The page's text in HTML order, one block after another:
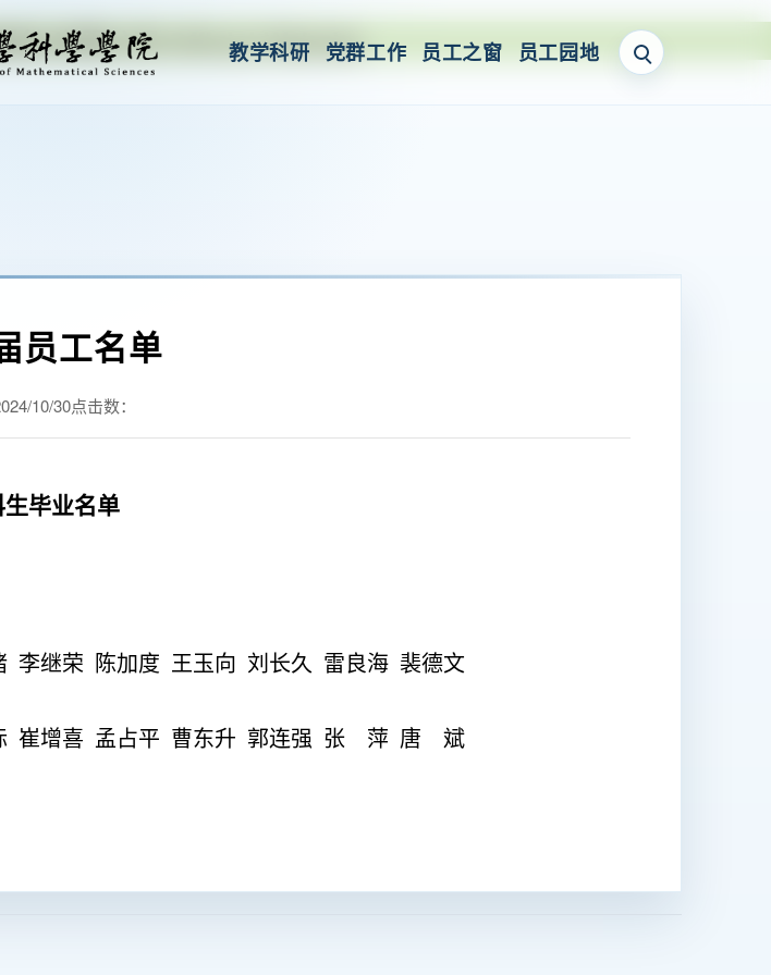
份)有限公司-Official Website
教学科研 党群工作 员工之窗 员工园地
员工名单
10/30点击数：
生毕业名单
李继荣 陈加度 王玉向 刘长久 雷良海 裴德文
崔增喜 孟占平 曹东升 郭连强 张 萍 唐 斌